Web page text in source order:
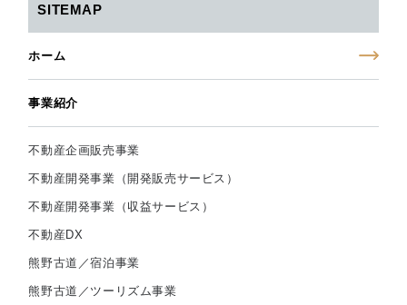
SITEMAP
ホーム
事業紹介
不動産企画販売事業
不動産開発事業（開発販売サービス）
不動産開発事業（収益サービス）
不動産DX
熊野古道／宿泊事業
熊野古道／ツーリズム事業